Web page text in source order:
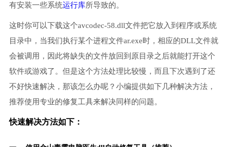
有安装一些系统运行库所导致的。
这时你可以下载这个avcodec-58.dll文件把它放入到程序或系统
目录中，当我们执行某个进程文件ar.exe时，相应的DLL文件就
会被调用，因此将缺失的文件放回到原目录之后就能打开这个
软件或游戏了。但是这个方法处理比较慢，而且下次遇到了还
不好快速解决，那该怎么办呢？小编提供如下几种解决方法，
推荐使用专业的修复工具来解决同样的问题。
快速解决方法如下：